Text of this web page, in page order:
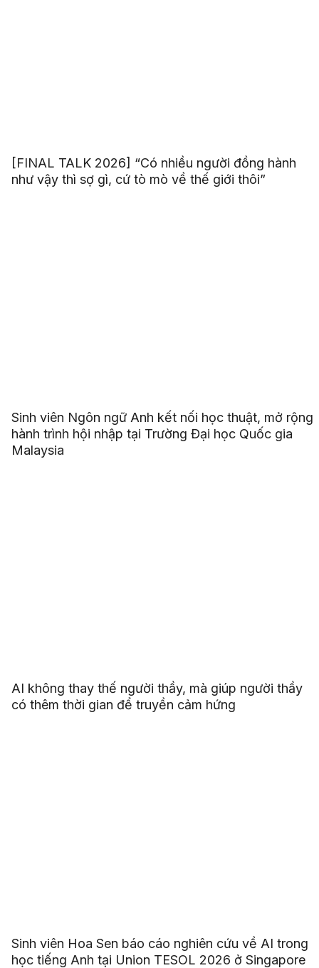
[FINAL TALK 2026] “Có nhiều người đồng hành
như vậy thì sợ gì, cứ tò mò về thế giới thôi”
Sinh viên Ngôn ngữ Anh kết nối học thuật, mở rộng
hành trình hội nhập tại Trường Đại học Quốc gia
Malaysia
AI không thay thế người thầy, mà giúp người thầy
có thêm thời gian để truyền cảm hứng
Sinh viên Hoa Sen báo cáo nghiên cứu về AI trong
học tiếng Anh tại Union TESOL 2026 ở Singapore